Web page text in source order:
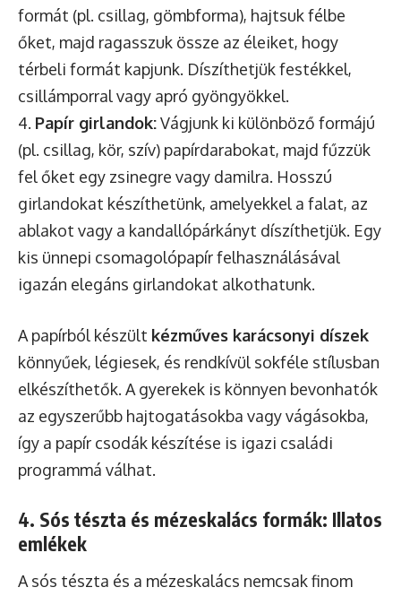
formát (pl. csillag, gömbforma), hajtsuk félbe
őket, majd ragasszuk össze az éleiket, hogy
térbeli formát kapjunk. Díszíthetjük festékkel,
csillámporral vagy apró gyöngyökkel.
4. Papír girlandok:Vágjunk ki különböző formájú
(pl. csillag, kör, szív) papírdarabokat, majd fűzzük
fel őket egy zsinegre vagy damilra. Hosszú
girlandokat készíthetünk, amelyekkel a falat, az
ablakot vagy a kandallópárkányt díszíthetjük. Egy
kis ünnepi csomagolópapír felhasználásával
igazán elegáns girlandokat alkothatunk.
A papírból készült kézműves karácsonyi díszek
könnyűek, légiesek, és rendkívül sokféle stílusban
elkészíthetők. A gyerekek is könnyen bevonhatók
az egyszerűbb hajtogatásokba vagy vágásokba,
így a papír csodák készítése is igazi családi
programmá válhat.
4. Sós tészta és mézeskalács formák: Illatos
emlékek
A sós tészta és a mézeskalács nemcsak finom